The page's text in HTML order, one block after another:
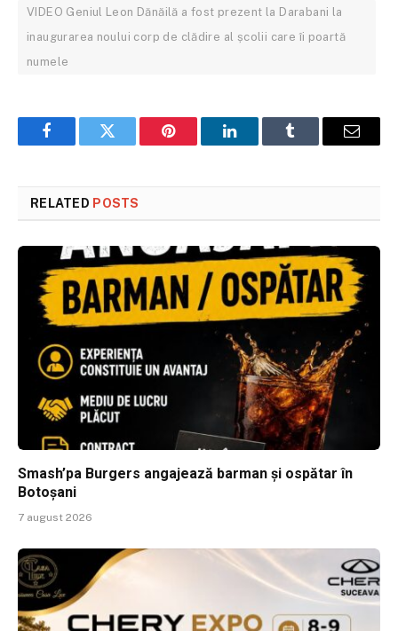
VIDEO Geniul Leon Dănăilă a fost prezent la Darabani la
inaugurarea noului corp de clădire al școlii care îi poartă
numele
FacebookTwitter Pinterest LinkedInTumblr Email
RELATED POSTS
Smash’pa Burgers angajează barman și ospătar în
Botoșani
7 august 2026